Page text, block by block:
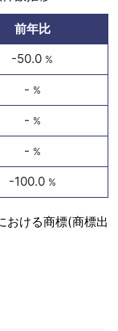
前年比
-50.0 %
- %
- %
- %
-100.0 %
おける商標(商標出